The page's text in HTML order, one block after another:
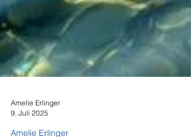
A. P. Olschewski
9. Juli 2025